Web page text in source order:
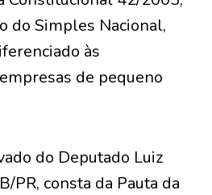
do Simples Nacional,
às
de pequeno
do Deputado Luiz
PR, consta da Pauta da